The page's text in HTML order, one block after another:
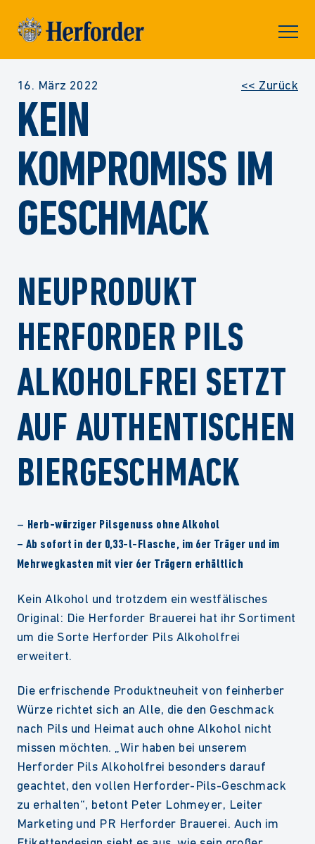
16. März 2022 << Zurück
KEIN
KOMPROMISS IM
GESCHMACK
NEUPRODUKT
HERFORDER PILS
ALKOHOLFREI SETZT
AUF AUTHENTISCHEN
BIERGESCHMACK
– Herb-würziger Pilsgenuss ohne Alkohol
– Ab sofort in der 0,33-l-Flasche, im 6er Träger und im
Mehrwegkasten mit vier 6er Trägern erhältlich
Kein Alkohol und trotzdem ein westfälisches
Original: Die Herforder Brauerei hat ihr Sortiment
um die Sorte Herforder Pils Alkoholfrei
erweitert.
Die erfrischende Produktneuheit von feinherber
Würze richtet sich an Alle, die den Geschmack
nach Pils und Heimat auch ohne Alkohol nicht
missen möchten. „Wir haben bei unserem
Herforder Pils Alkoholfrei besonders darauf
geachtet, den vollen Herforder-Pils-Geschmack
zu erhalten“, betont Peter Lohmeyer, Leiter
Marketing und PR Herforder Brauerei. Auch im